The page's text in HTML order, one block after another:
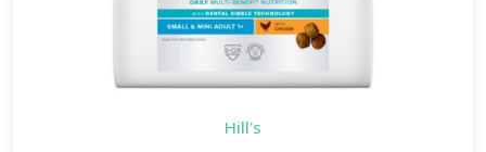
Hill's